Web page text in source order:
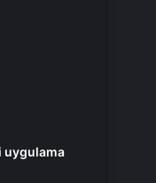
uygulama